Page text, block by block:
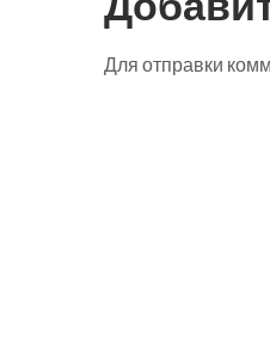
Для отправки